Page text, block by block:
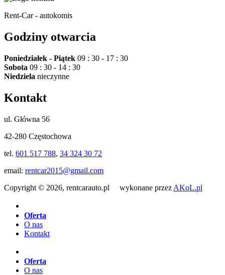
Rent-Car - autokomis
Godziny otwarcia
Poniedziałek - Piątek 09 : 30 - 17 : 30
Sobota 09 : 30 - 14 : 30
Niedziela nieczynne
Kontakt
ul. Główna 56
42-280 Częstochowa
tel. 601 517 788, 34 324 30 72
email: rentcar2015@gmail.com
Copyright © 2026, rentcarauto.pl wykonane przez AKoL.pl
Oferta
O nas
Kontakt
Oferta
O nas